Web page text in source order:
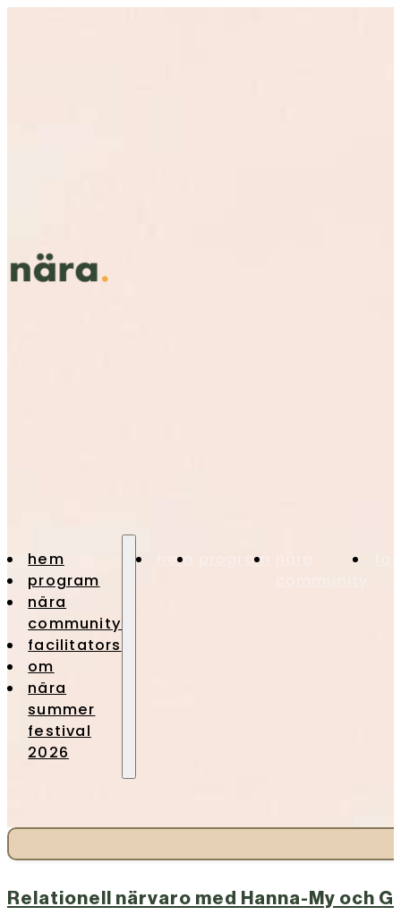
hem
program
nära
community
facilitators
om
nära
summer
festival
2026
hem program
Relationell närvaro med Hanna-My och